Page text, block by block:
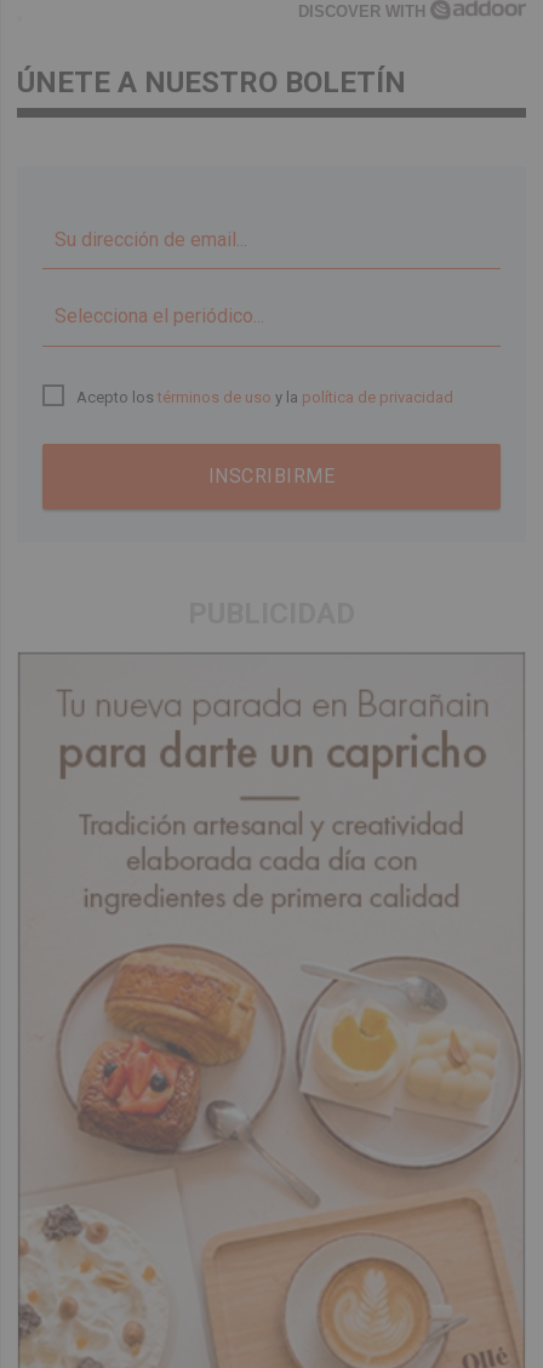
DISCOVER WITH
ÚNETE A NUESTRO BOLETÍN
Acepto lostérminos de uso y la política de privacidad
INSCRIBIRME